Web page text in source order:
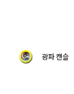
광파 캔슬